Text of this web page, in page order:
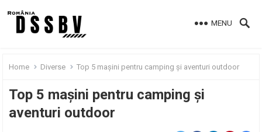
MENU
Home Diverse Top 5 mașini pentru camping și aventuri outdoor
Top 5 mașini pentru camping și
aventuri outdoor